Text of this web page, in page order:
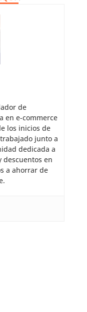
de
en e-commerce
los inicios de
junto a
dedicada a
descuentos en
a ahorrar de